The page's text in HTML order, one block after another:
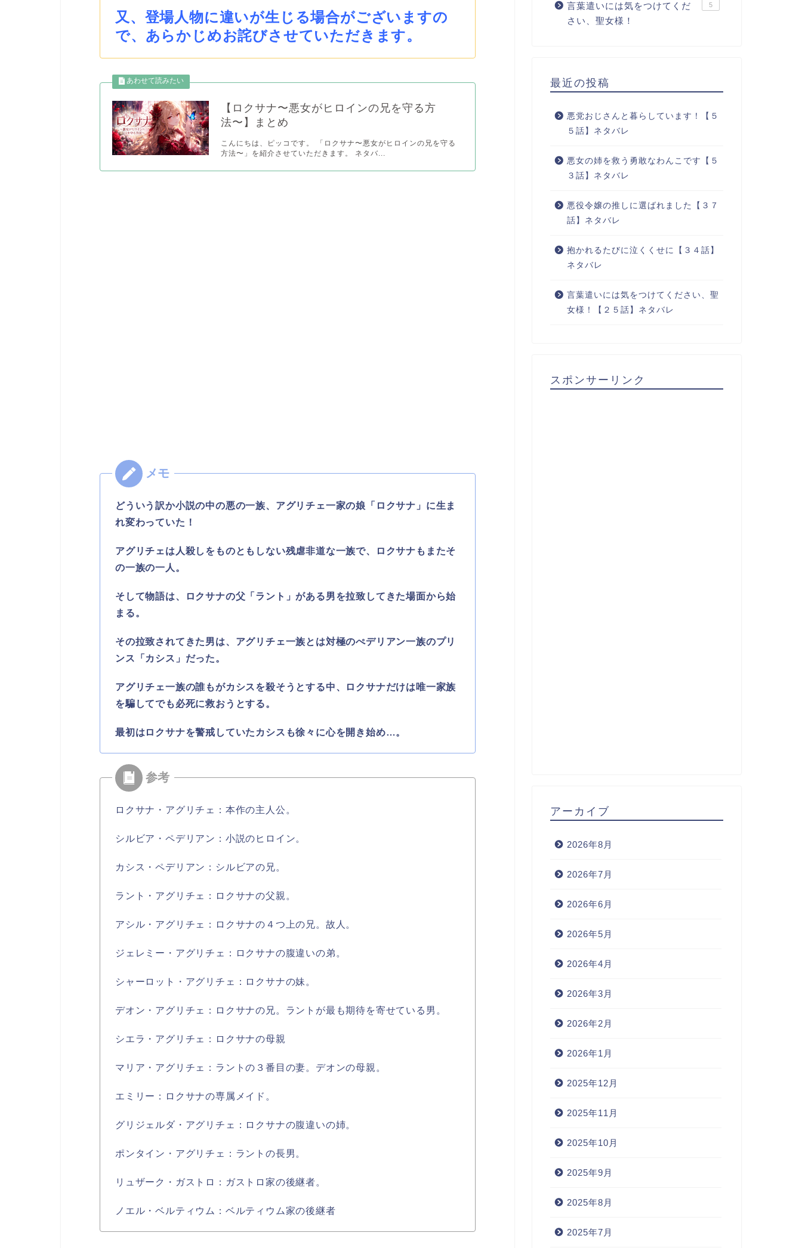
又、登場人物に違いが生じる場合がございますの
で、あらかじめお詫びさせていただきます。
【ロクサナ〜悪女がヒロインの兄を守る方
法〜】まとめ
こんにちは、ピッコです。 「ロクサナ〜悪女がヒロインの兄を守る
方法〜」を紹介させていただきます。 ネタバ...
どういう訳か小説の中の悪の一族、アグリチェ一家の娘「ロクサナ」に生ま
れ変わっていた！
アグリチェは人殺しをものともしない残虐非道な一族で、ロクサナもまたそ
の一族の一人。
そして物語は、ロクサナの父「ラント」がある男を拉致してきた場面から始
まる。
その拉致されてきた男は、アグリチェ一族とは対極のぺデリアン一族のプリ
ンス「カシス」だった。
アグリチェ一族の誰もがカシスを殺そうとする中、ロクサナだけは唯一家族
を騙してでも必死に救おうとする。
最初はロクサナを警戒していたカシスも徐々に心を開き始め…。
ロクサナ・アグリチェ：本作の主人公。
シルビア・ペデリアン：小説のヒロイン。
カシス・ペデリアン：シルビアの兄。
ラント・アグリチェ：ロクサナの父親。
アシル・アグリチェ：ロクサナの４つ上の兄。故人。
ジェレミー・アグリチェ：ロクサナの腹違いの弟。
シャーロット・アグリチェ：ロクサナの妹。
デオン・アグリチェ：ロクサナの兄。ラントが最も期待を寄せている男。
シエラ・アグリチェ：ロクサナの母親
マリア・アグリチェ：ラントの３番目の妻。デオンの母親。
エミリー：ロクサナの専属メイド。
グリジェルダ・アグリチェ：ロクサナの腹違いの姉。
ポンタイン・アグリチェ：ラントの長男。
リュザーク・ガストロ：ガストロ家の後継者。
ノエル・ベルティウム：ベルティウム家の後継者
言葉遣いには気をつけてくだ
さい、聖女様！
5
最近の投稿
悪党おじさんと暮らしています！【５
５話】ネタバレ
悪女の姉を救う勇敢なわんこです【５
３話】ネタバレ
悪役令嬢の推しに選ばれました【３７
話】ネタバレ
抱かれるたびに泣くくせに【３４話】
ネタバレ
言葉遣いには気をつけてください、聖
女様！【２５話】ネタバレ
スポンサーリンク
アーカイブ
2026年8月
2026年7月
2026年6月
2026年5月
2026年4月
2026年3月
2026年2月
2026年1月
2025年12月
2025年11月
2025年10月
2025年9月
2025年8月
2025年7月